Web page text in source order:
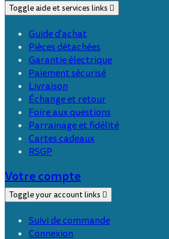
Toggle aide et services links 
Guide d'achat
Pièces détachées
Garantie électrique
Paiement sécurisé
Livraison
Échange et retour
Foire aux questions
Parrainage et fidélité
Cartes cadeaux
RSGP
Votre compte
Toggle your account links 
Suivi de commande
Connexion